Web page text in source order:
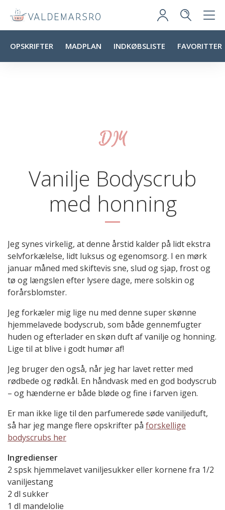
OPSKRIFTER MADPLAN INDKØBSLISTE FAVORITTER
DIY
Vanilje Bodyscrub
med honning
Jeg synes virkelig, at denne årstid kalder på lidt ekstra
selvforkælelse, lidt luksus og egenomsorg. I en mørk
januar måned med skiftevis sne, slud og sjap, frost og
tø og længslen efter lysere dage, mere solskin og
forårsblomster.
Jeg forkæler mig lige nu med denne super skønne
hjemmelavede bodyscrub, som både gennemfugter
huden og efterlader en skøn duft af vanilje og honning.
Lige til at blive i godt humør af!
Jeg bruger den også, når jeg har lavet retter med
rødbede og rødkål. En håndvask med en god bodyscrub
– og hænderne er både bløde og fine i farven igen.
Er man ikke lige til den parfumerede søde vaniljeduft,
så har jeg mange flere opskrifter på forskellige
bodyscrubs her
Ingredienser
2 spsk hjemmelavet vaniljesukker eller kornene fra 1/2
vaniljestang
2 dl sukker
1 dl mandelolie